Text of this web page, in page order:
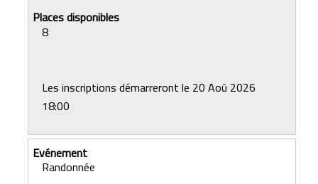
8
Les inscriptions démarreront le 20 Aoû 2026
18:00
Randonnée